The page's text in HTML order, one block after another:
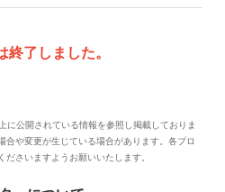
終了しました。
に公開されている情報を参照し掲載しておりま
合や変更が生じている場合があります。各プロ
さいますようお願いいたします。